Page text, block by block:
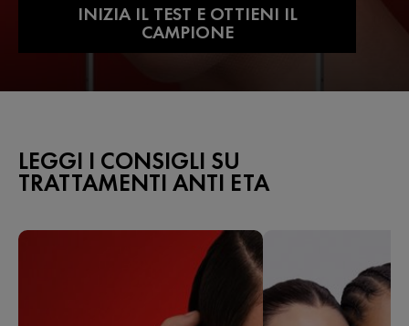
INIZIA IL TEST E OTTIENI IL
CAMPIONE
LEGGI I CONSIGLI SU
TRATTAMENTI ANTI ETA